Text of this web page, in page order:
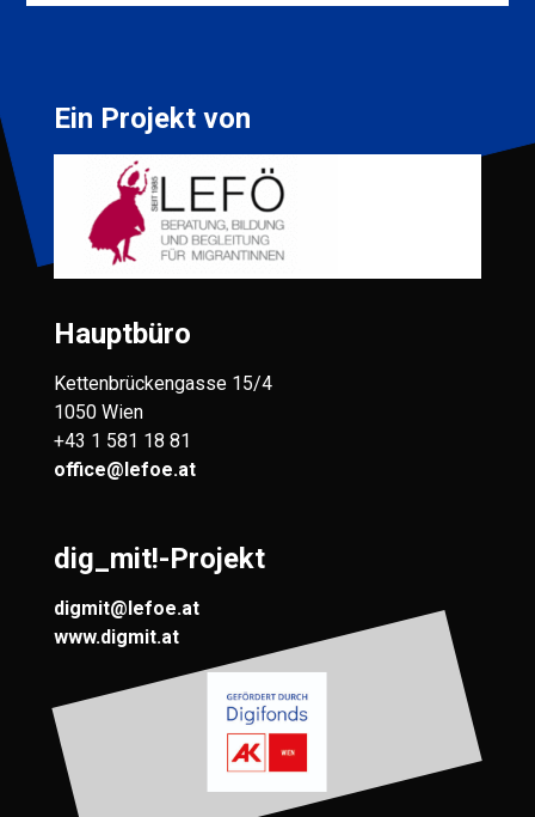
Ein Projekt von
Hauptbüro
Kettenbrückengasse 15/4
1050 Wien
+43 1 581 18 81
office@lefoe.at
dig_mit!-Projekt
digmit@lefoe.at
www.digmit.at